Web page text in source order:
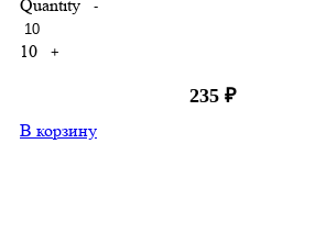
Quantity -
10 +
235 ₽
В корзину